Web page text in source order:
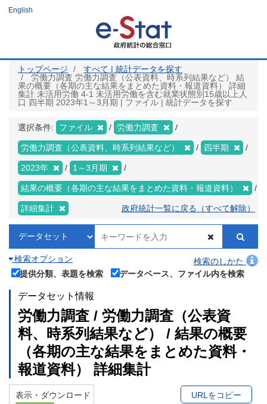
ツ
English
トップページ
すべて | 統計データを探す
労働力調査 労働力調査（公表資料、時系列結果など） 結
果の概要（各期の主な結果をまとめた資料・報道資料） 詳細
集計 未活用労働 4-1 未活用労働を含む就業状態別15歳以上人
口 四半期 2023年1～3月期 | ファイル | 統計データを探す
選択条件: ファイル 労働力調査
労働力調査（公表資料、時系列結果など） 四半期
2023年 1～3月期
結果の概要（各期の主な結果をまとめた資料・報道資料）
詳細集計 政府統計一覧に戻る（すべて解除）
検索オプション
検索のしかた
提供分類、表題を検索
データベース、ファイル内を検索
データセット情報
労働力調査 / 労働力調査（公表資
料、時系列結果など） / 結果の概要
（各期の主な結果をまとめた資料・
報道資料） 詳細集計
表示・ダウンロード URLをコピー